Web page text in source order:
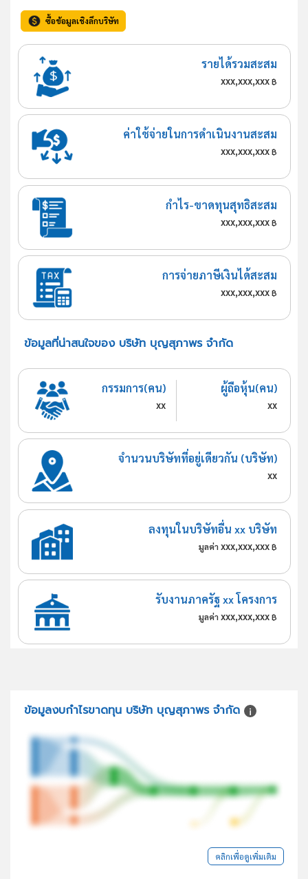
ซื้อข้อมูลเชิงลึกบริษัท
รายได้รวมสะสม
xxx,xxx,xxx฿
ค่าใช้จ่ายในการดำเนินงานสะสม
xxx,xxx,xxx฿
กำไร-ขาดทุนสุทธิสะสม
xxx,xxx,xxx฿
การจ่ายภาษีเงินได้สะสม
xxx,xxx,xxx฿
ข้อมูลที่น่าสนใจของ บริษัท บุญสุภาพร จำกัด
กรรมการ(คน)
xx
ผู้ถือหุ้น(คน)
xx
จำนวนบริษัทที่อยู่เดียวกัน (บริษัท)
xx
ลงทุนในบริษัทอื่น xx บริษัท
มูลค่า xxx,xxx,xxx ฿
รับงานภาครัฐ xx โครงการ
มูลค่า xxx,xxx,xxx ฿
ข้อมูลงบกำไรขาดทุน บริษัท บุญสุภาพร จำกัด
คลิกเพื่อดูเพิ่มเติม